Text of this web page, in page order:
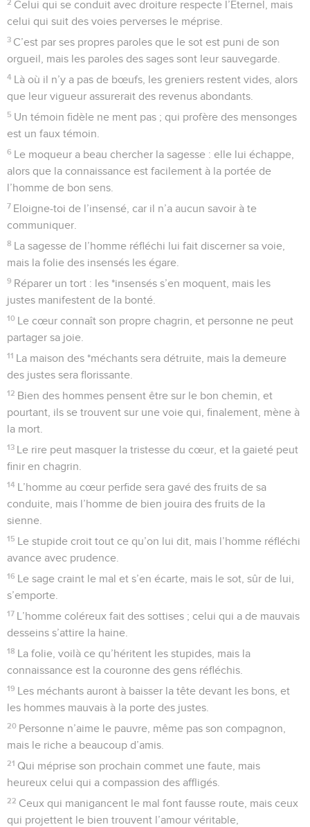
2 Celui qui se conduit avec droiture respecte l’Eternel, mais
celui qui suit des voies perverses le méprise.
3 C’est par ses propres paroles que le sot est puni de son
orgueil, mais les paroles des sages sont leur sauvegarde.
4 Là où il n’y a pas de bœufs, les greniers restent vides, alors
que leur vigueur assurerait des revenus abondants.
5 Un témoin fidèle ne ment pas ; qui profère des mensonges
est un faux témoin.
6 Le moqueur a beau chercher la sagesse : elle lui échappe,
alors que la connaissance est facilement à la portée de
l’homme de bon sens.
7 Eloigne-toi de l’insensé, car il n’a aucun savoir à te
communiquer.
8 La sagesse de l’homme réfléchi lui fait discerner sa voie,
mais la folie des insensés les égare.
9 Réparer un tort : les *insensés s’en moquent, mais les
justes manifestent de la bonté.
10 Le cœur connaît son propre chagrin, et personne ne peut
partager sa joie.
11 La maison des *méchants sera détruite, mais la demeure
des justes sera florissante.
12 Bien des hommes pensent être sur le bon chemin, et
pourtant, ils se trouvent sur une voie qui, finalement, mène à
la mort.
13 Le rire peut masquer la tristesse du cœur, et la gaieté peut
finir en chagrin.
14 L’homme au cœur perfide sera gavé des fruits de sa
conduite, mais l’homme de bien jouira des fruits de la
sienne.
15 Le stupide croit tout ce qu’on lui dit, mais l’homme réfléchi
avance avec prudence.
16 Le sage craint le mal et s’en écarte, mais le sot, sûr de lui,
s’emporte.
17 L’homme coléreux fait des sottises ; celui qui a de mauvais
desseins s’attire la haine.
18 La folie, voilà ce qu’héritent les stupides, mais la
connaissance est la couronne des gens réfléchis.
19 Les méchants auront à baisser la tête devant les bons, et
les hommes mauvais à la porte des justes.
20 Personne n’aime le pauvre, même pas son compagnon,
mais le riche a beaucoup d’amis.
21 Qui méprise son prochain commet une faute, mais
heureux celui qui a compassion des affligés.
22 Ceux qui manigancent le mal font fausse route, mais ceux
qui projettent le bien trouvent l’amour véritable,